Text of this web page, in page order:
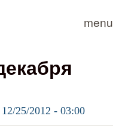
menu
25/2012 - 03:00